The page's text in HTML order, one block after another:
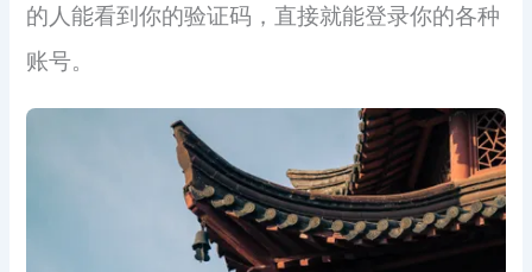
的人能看到你的验证码，直接就能登录你的各种
账号。